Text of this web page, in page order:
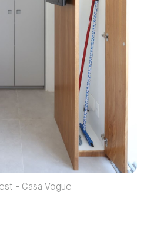
- Casa Vogue